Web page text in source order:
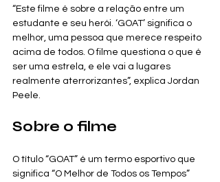
“Este filme é sobre a relação entre um
estudante e seu herói. ‘GOAT’ significa o
melhor, uma pessoa que merece respeito
acima de todos. O filme questiona o que é
ser uma estrela, e ele vai a lugares
realmente aterrorizantes”, explica Jordan
Peele.
Sobre o filme
O título “GOAT” é um termo esportivo que
significa “O Melhor de Todos os Tempos”